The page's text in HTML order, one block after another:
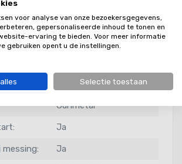
Voorraad
Gunmetal
Ja
messing: Ja
voor analyse van onze bezoekersgegevens,
gepersonaliseerde inhoud te tonen en
ervaring te bieden. Voor meer informatie
gebruiken opent u de instellingen.
Selectie toestaan